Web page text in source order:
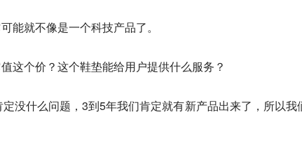
能就不像是一个科技产品了。
这个价？这个鞋垫能给用户提供什么服务？
没什么问题，3到5年我们肯定就有新产品出来了，所以我